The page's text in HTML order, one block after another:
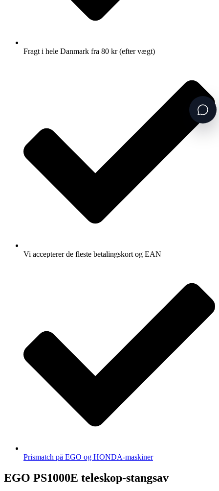
Fragt i hele Danmark fra 80 kr (efter vægt)
Vi accepterer de fleste betalingskort og EAN
Prismatch på EGO og HONDA-maskiner
EGO PS1000E teleskop-stangsav